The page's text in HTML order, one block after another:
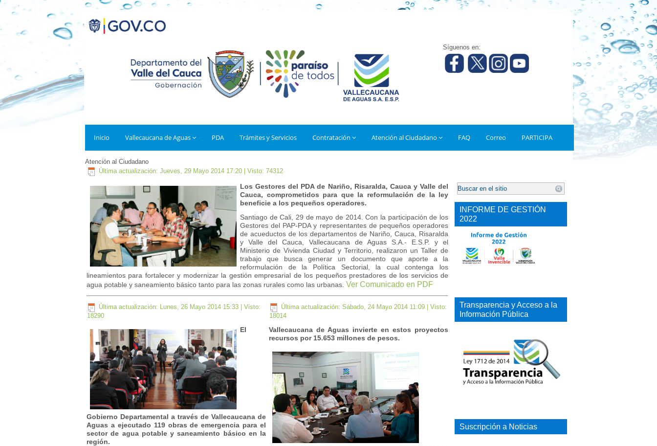
Síguenos en:
Inicio Vallecaucana de Aguas PDA Trámites y Servicios Contratación Atención al Ciudadano FAQ Correo PARTICIPA
Atención al Ciudadano
Última actualización: Jueves, 29 Mayo 2014 17:20 | Visto: 74312
Los Gestores del PDA de Nariño, Risaralda, Cauca y Valle del
Cauca, comprometidos para que la reformulación de la ley
beneficie a los pequeños operadores.
Santiago de Cali, 29 de mayo de 2014. Con la participación de los
Gestores del PAP-PDA y representantes de pequeños operadores
de acueductos de los departamentos de Nariño, Cauca, Risaralda
y Valle del Cauca, Vallecaucana de Aguas S.A.- E.S.P. y el
Ministerio de Vivienda Ciudad y Territorio, realizaron un Taller de
trabajo que busca generar un documento que aporte a la
reformulación de la Política Sectorial, la cual contenga los
lineamientos para fortalecer y modernizar la gestión empresarial de los pequeños prestadores de los servicios de
agua potable y saneamiento básico tanto para las zonas rurales como las urbanas. Ver Comunicado en PDF
Última actualización: Lunes, 26 Mayo 2014 15:33 | Visto:
18290
El
Gobierno Departamental a través de Vallecaucana de
Aguas a ejecutado 119 obras de emergencia para el
sector de agua potable y saneamiento básico en la
región.
Última actualización: Sábado, 24 Mayo 2014 11:09 | Visto:
18014
Vallecaucana de Aguas invierte en estos proyectos
recursos por 15.653 millones de pesos.
.
INFORME DE GESTIÓN
2022
Transparencia y Acceso a la
Información Pública
Suscripción a Noticias